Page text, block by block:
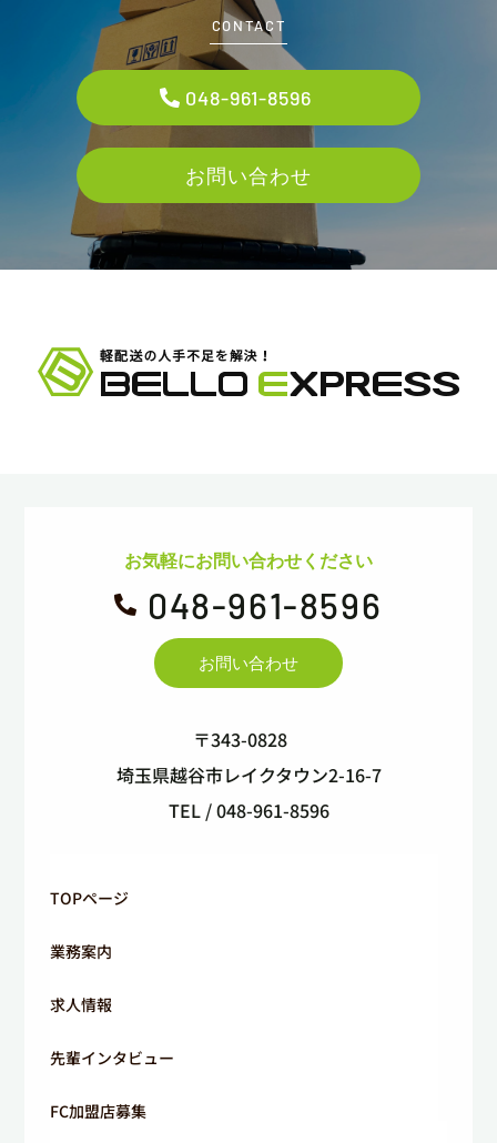
CONTACT
048-961-8596
お問い合わせ
お気軽にお問い合わせください
 048-961-8596
お問い合わせ
〒343-0828
埼玉県越谷市レイクタウン2-16-7
TEL / 048-961-8596
TOPページ
業務案内
求人情報
先輩インタビュー
FC加盟店募集